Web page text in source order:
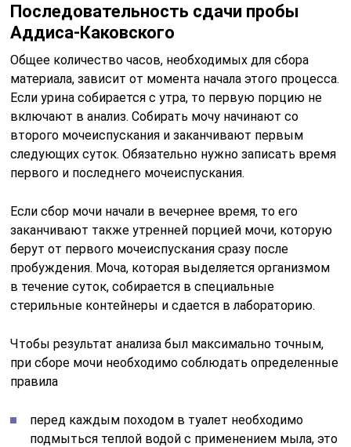
Последовательность сдачи пробы
Аддиса-Каковского
Общее количество часов, необходимых для сбора
материала, зависит от момента начала этого процесса.
Если урина собирается с утра, то первую порцию не
включают в анализ. Собирать мочу начинают со
второго мочеиспускания и заканчивают первым
следующих суток. Обязательно нужно записать время
первого и последнего мочеиспускания.
Если сбор мочи начали в вечернее время, то его
заканчивают также утренней порцией мочи, которую
берут от первого мочеиспускания сразу после
пробуждения. Моча, которая выделяется организмом
в течение суток, собирается в специальные
стерильные контейнеры и сдается в лабораторию.
Чтобы результат анализа был максимально точным,
при сборе мочи необходимо соблюдать определенные
правила
перед каждым походом в туалет необходимо
подмыться теплой водой с применением мыла, это